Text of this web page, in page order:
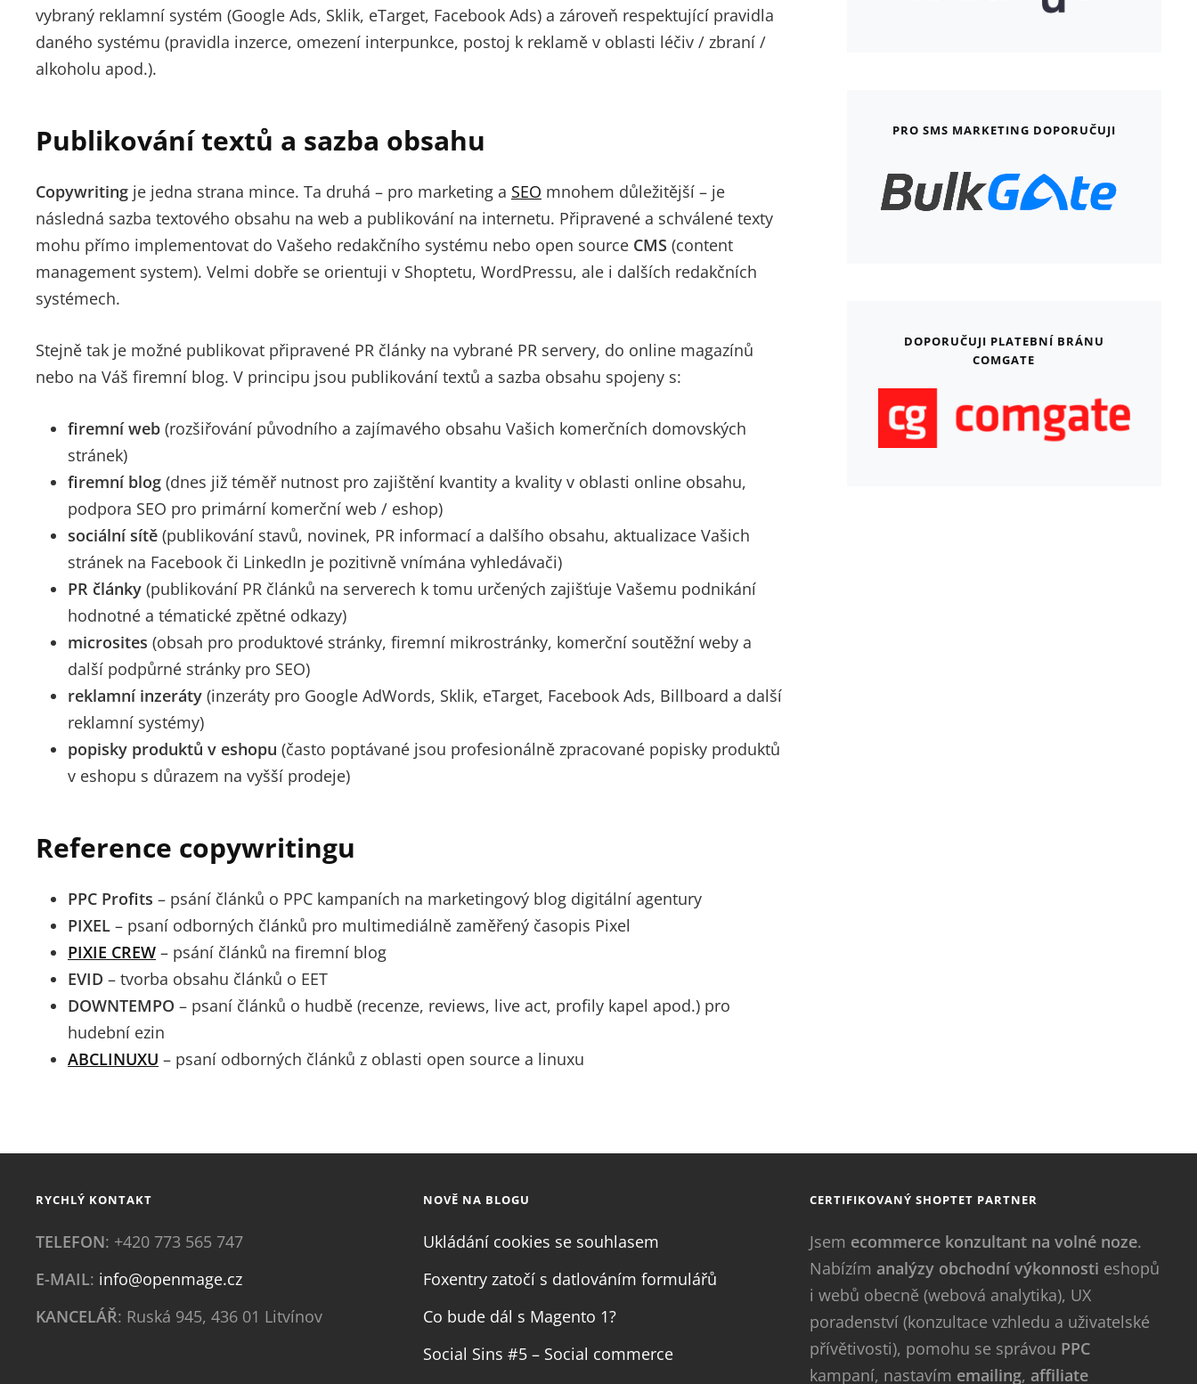
vybraný reklamní systém (Google Ads, Sklik, eTarget, Facebook Ads) a zároveň respektující pravidla
daného systému (pravidla inzerce, omezení interpunkce, postoj k reklamě v oblasti léčiv / zbraní /
alkoholu apod.).
Publikování textů a sazba obsahu
Copywriting je jedna strana mince. Ta druhá – pro marketing a SEO mnohem důležitější – je
následná sazba textového obsahu na web a publikování na internetu. Připravené a schválené texty
mohu přímo implementovat do Vašeho redakčního systému nebo open source CMS (content
management system). Velmi dobře se orientuji v Shoptetu, WordPressu, ale i dalších redakčních
systémech.
Stejně tak je možné publikovat připravené PR články na vybrané PR servery, do online magazínů
nebo na Váš firemní blog. V principu jsou publikování textů a sazba obsahu spojeny s:
firemní web (rozšiřování původního a zajímavého obsahu Vašich komerčních domovských
stránek)
firemní blog (dnes již téměř nutnost pro zajištění kvantity a kvality v oblasti online obsahu,
podpora SEO pro primární komerční web / eshop)
sociální sítě (publikování stavů, novinek, PR informací a dalšího obsahu, aktualizace Vašich
stránek na Facebook či LinkedIn je pozitivně vnímána vyhledávači)
PR články (publikování PR článků na serverech k tomu určených zajišťuje Vašemu podnikání
hodnotné a tématické zpětné odkazy)
microsites (obsah pro produktové stránky, firemní mikrostránky, komerční soutěžní weby a
další podpůrné stránky pro SEO)
reklamní inzeráty (inzeráty pro Google AdWords, Sklik, eTarget, Facebook Ads, Billboard a další
reklamní systémy)
popisky produktů v eshopu (často poptávané jsou profesionálně zpracované popisky produktů
v eshopu s důrazem na vyšší prodeje)
Reference copywritingu
PPC Profits – psání článků o PPC kampaních na marketingový blog digitální agentury
PIXEL – psaní odborných článků pro multimediálně zaměřený časopis Pixel
PIXIE CREW – psání článků na firemní blog
EVID – tvorba obsahu článků o EET
DOWNTEMPO – psaní článků o hudbě (recenze, reviews, live act, profily kapel apod.) pro
hudební ezin
ABCLINUXU – psaní odborných článků z oblasti open source a linuxu
PRO SMS MARKETING DOPORUČUJI
DOPORUČUJI PLATEBNÍ BRÁNU
COMGATE
RYCHLÝ KONTAKT
TELEFON: +420 773 565 747
E-MAIL: info@openmage.cz
KANCELÁŘ: Ruská 945, 436 01 Litvínov
NOVĚ NA BLOGU
Ukládání cookies se souhlasem
Foxentry zatočí s datlováním formulářů
Co bude dál s Magento 1?
Social Sins #5 – Social commerce
CERTIFIKOVANÝ SHOPTET PARTNER
Jsem ecommerce konzultant na volné noze.
Nabízím analýzy obchodní výkonnosti eshopů
i webů obecně (webová analytika), UX
poradenství (konzultace vzhledu a uživatelské
přívětivosti), pomohu se správou PPC
kampaní, nastavím emailing, affiliate